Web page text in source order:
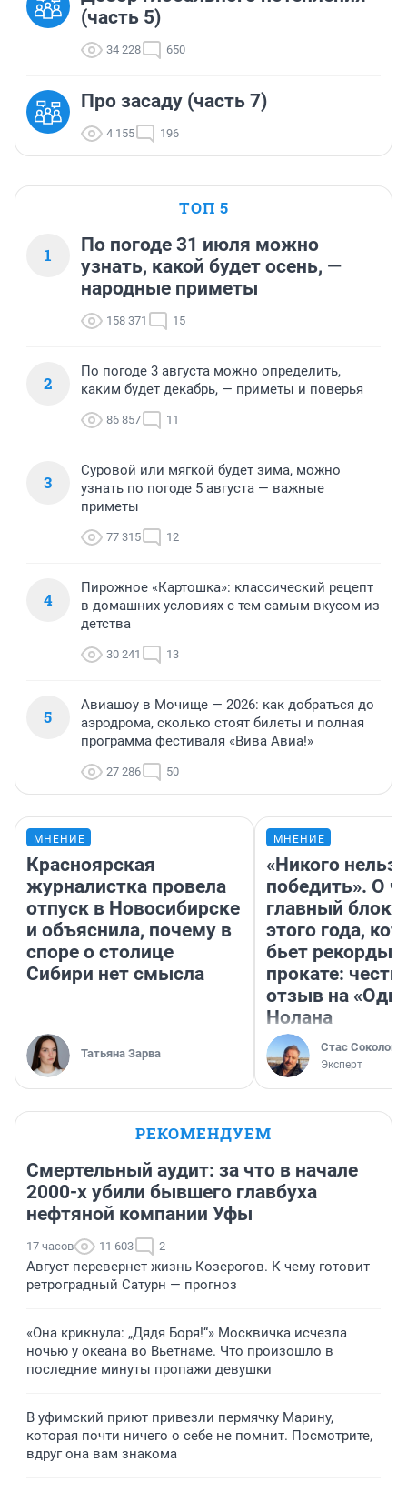
(часть 5)
34 228 650
Про засаду (часть 7)
4 155 196
ТОП 5
1
По погоде 31 июля можно
узнать, какой будет осень, —
народные приметы
158 371 15
2
По погоде 3 августа можно определить,
каким будет декабрь, — приметы и поверья
86 857 11
3
Суровой или мягкой будет зима, можно
узнать по погоде 5 августа — важные
приметы
77 315 12
4
Пирожное «Картошка»: классический рецепт
в домашних условиях с тем самым вкусом из
детства
30 241 13
5
Авиашоу в Мочище — 2026: как добраться до
аэродрома, сколько стоят билеты и полная
программа фестиваля «Вива Авиа!»
27 286 50
МНЕНИЕ
Красноярская
журналистка провела
отпуск в Новосибирске
и объяснила, почему в
споре о столице
Сибири нет смысла
Татьяна Зарва
МНЕНИЕ
«Никого нельзя
победить». О
главный
этого года,
бьет рекорды в
прокате:
отзыв на
Нолана
Стас Соколов
Эксперт
РЕКОМЕНДУЕМ
Смертельный аудит: за что в начале
2000-х убили бывшего главбуха
нефтяной компании Уфы
17 часов 11 603 2
Август перевернет жизнь Козерогов. К чему готовит
ретроградный Сатурн — прогноз
«Она крикнула: „Дядя Боря!“» Москвичка исчезла
ночью у океана во Вьетнаме. Что произошло в
последние минуты пропажи девушки
В уфимский приют привезли пермячку Марину,
которая почти ничего о себе не помнит. Посмотрите,
вдруг она вам знакома